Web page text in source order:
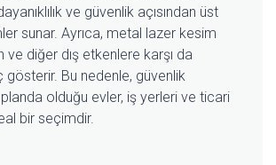
ve güvenlik açısından üst
sunar. Ayrıca, metal lazer kesim
ve diğer dış etkenlere karşı da
gösterir. Bu nedenle, güvenlik
planda olduğu evler, iş yerleri ve ticari
bir seçimdir.